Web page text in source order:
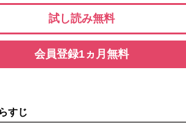
試し読み無料
会員登録1ヵ月無料
すじ